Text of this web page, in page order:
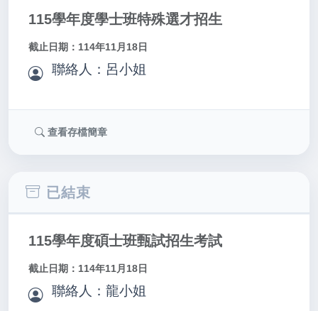
115學年度學士班特殊選才招生
截止日期：114年11月18日
聯絡人：呂小姐
查看存檔簡章
已結束
115學年度碩士班甄試招生考試
截止日期：114年11月18日
聯絡人：龍小姐